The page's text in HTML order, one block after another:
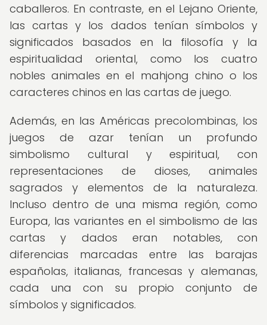
caballeros. En contraste, en el Lejano Oriente,
las cartas y los dados tenían símbolos y
significados basados en la filosofía y la
espiritualidad oriental, como los cuatro
nobles animales en el mahjong chino o los
caracteres chinos en las cartas de juego.
Además, en las Américas precolombinas, los
juegos de azar tenían un profundo
simbolismo cultural y espiritual, con
representaciones de dioses, animales
sagrados y elementos de la naturaleza.
Incluso dentro de una misma región, como
Europa, las variantes en el simbolismo de las
cartas y dados eran notables, con
diferencias marcadas entre las barajas
españolas, italianas, francesas y alemanas,
cada una con su propio conjunto de
símbolos y significados.